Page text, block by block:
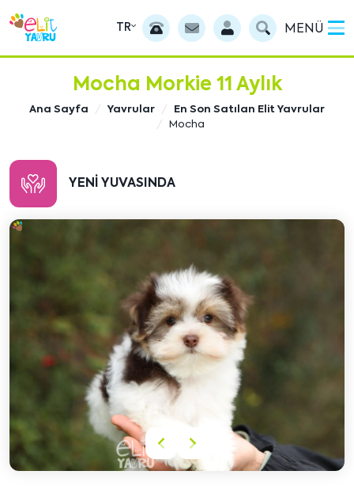
TR MENÜ
Mocha Morkie 11 Aylık
Ana Sayfa Yavrular
En Son Satılan Elit Yavrular
Mocha
YENI YUVASINDA
Önceki
içeriği
Sonraki
içeriği